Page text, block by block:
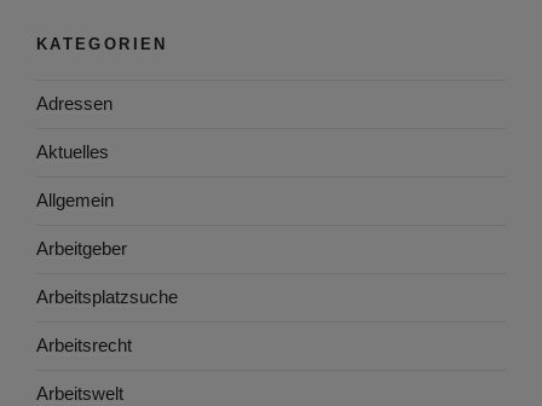
KATEGORIEN
Adressen
Aktuelles
Allgemein
Arbeitgeber
Arbeitsplatzsuche
Arbeitsrecht
Arbeitswelt